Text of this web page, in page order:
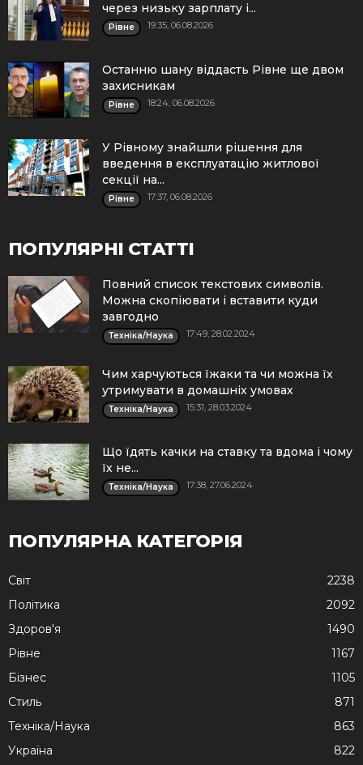
через низьку зарплату і...
Рівне 19:35, 06.08.2026
Останню шану віддасть Рівне ще двом
захисникам
Рівне 18:24, 06.08.2026
У Рівному знайшли рішення для
введення в експлуатацію житлової
секції на...
Рівне 17:37, 06.08.2026
ПОПУЛЯРНІ СТАТТІ
Повний список текстових символів.
Можна скопіювати і вставити куди
завгодно
Техніка/Наука 17:49, 28.02.2024
Чим харчуються їжаки та чи можна їх
утримувати в домашніх умовах
Техніка/Наука 15:31, 28.03.2024
Що їдять качки на ставку та вдома і чому
їх не...
Техніка/Наука 17:38, 27.06.2024
ПОПУЛЯРНА КАТЕГОРІЯ
Cвіт
2238
Політика
2092
Здоров'я
1490
Рівне
1167
Бізнес
1105
Стиль
871
Техніка/Наука
863
Україна
822